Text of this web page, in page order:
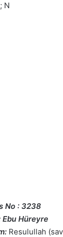
N
No : 3238
Ebu Hüreyre
Resulullah